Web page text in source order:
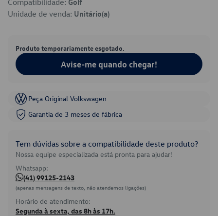
Compatibilidade: Golf
Unidade de venda: Unitário(a)
Produto temporariamente esgotado.
Avise-me quando chegar!
Peça Original Volkswagen
Garantia de 3 meses de fábrica
Tem dúvidas sobre a compatibilidade deste produto?
Nossa equipe especializada está pronta para ajudar!
Whatsapp:
(41) 99125-2143
(apenas mensagens de texto, não atendemos ligações)
Horário de atendimento:
Segunda à sexta, das 8h às 17h.